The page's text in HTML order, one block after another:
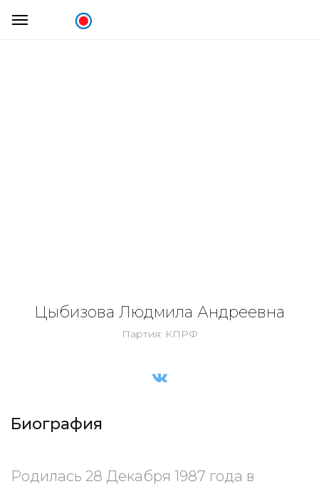
Цыбизова Людмила Андреевна
Партия: КПРФ
Биография
Родилась 28 Декабря 1987 года в